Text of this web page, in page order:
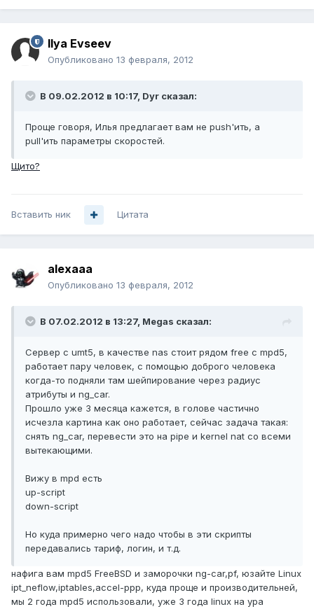
Ilya Evseev
Опубликовано 13 февраля, 2012
В 09.02.2012 в 10:17, Dyr сказал:
Проще говоря, Илья предлагает вам не push'ить, а
pull'ить параметры скоростей.
Щито?
Вставить ник Цитата
alexaaa
Опубликовано 13 февраля, 2012
В 07.02.2012 в 13:27, Megas сказал:
Сервер с umt5, в качестве nas стоит рядом free с mpd5,
работает пару человек, с помощью доброго человека
когда-то подняли там шейпирование через радиус
атрибуты и ng_car.
Прошло уже 3 месяца кажется, в голове частично
исчезла картина как оно работает, сейчас задача такая:
снять ng_car, перевести это на pipe и kernel nat со всеми
вытекающими.
Вижу в mpd есть
up-script
down-script
Но куда примерно чего надо чтобы в эти скрипты
передавались тариф, логин, и т.д.
нафига вам mpd5 FreeBSD и заморочки ng-car,pf, юзайте Linux
ipt_neflow,iptables,accel-ppp, куда проще и производительней,
мы 2 года mpd5 использовали, уже 3 года linux на ура